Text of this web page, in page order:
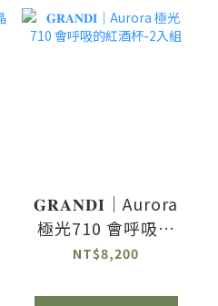
𝐆𝐑𝐀𝐍𝐃𝐈｜Aurora
極光710 會呼吸的
紅酒杯-2入組
NT$8,200